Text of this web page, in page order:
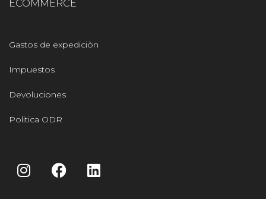
ECOMMERCE
Gastos de expediciòn
Impuestos
Devoluciones
Politica ODR